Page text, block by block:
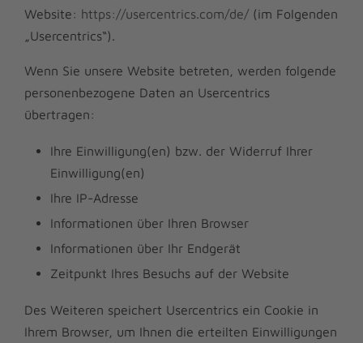
Website: https://usercentrics.com/de/(im Folgenden
„Usercentrics“).
Wenn Sie unsere Website betreten, werden folgende
personenbezogene Daten an Usercentrics
übertragen:
Ihre Einwilligung(en) bzw. der Widerruf Ihrer
Einwilligung(en)
Ihre IP-Adresse
Informationen über Ihren Browser
Informationen über Ihr Endgerät
Zeitpunkt Ihres Besuchs auf der Website
Des Weiteren speichert Usercentrics ein Cookie in
Ihrem Browser, um Ihnen die erteilten Einwilligungen